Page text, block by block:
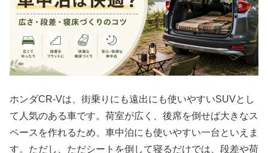
ホンダCR-Vは、街乗りにも遠出にも使いやすいSUVとし
て人気のある車です。荷室が広く、後席を倒せば大きなス
ペースを作れるため、車中泊にも使いやすい一台といえま
す。ただし、ただシートを倒して寝るだけでは、段差や荷